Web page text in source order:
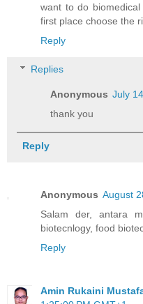
want to do
first place choose the
Reply
Replies
Anonymous July
thank you
Reply
Anonymous August
Salam der, antara
biotecnlogy, food
Reply
Amin Rukaini